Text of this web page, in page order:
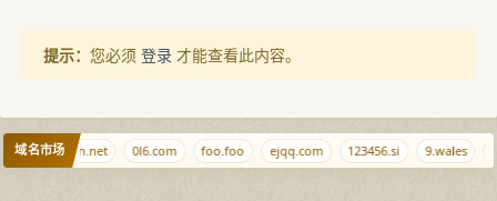
提示： 您必须 登录 才能查看此内容。
域名市场haimen.net 0l6.com foo.foo ejqq.com 123456.si 9.wales